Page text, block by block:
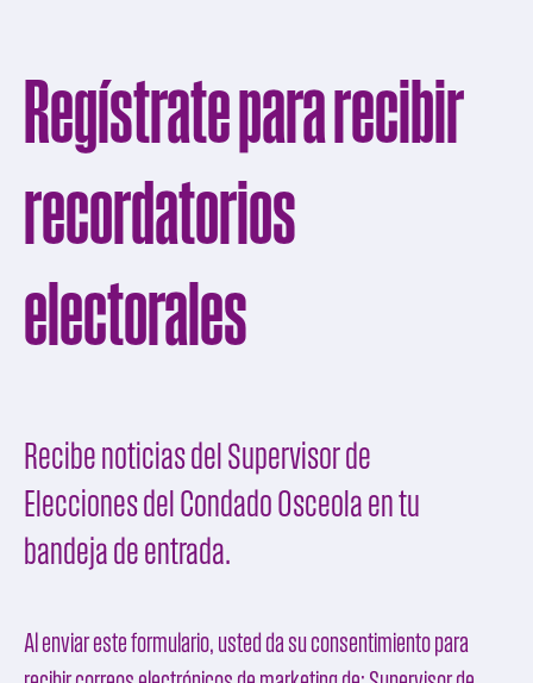
Regístrate para recibir
recordatorios
electorales
Recibe noticias del Supervisor de
Elecciones del Condado Osceola en tu
bandeja de entrada.
Al enviar este formulario, usted da su consentimiento para